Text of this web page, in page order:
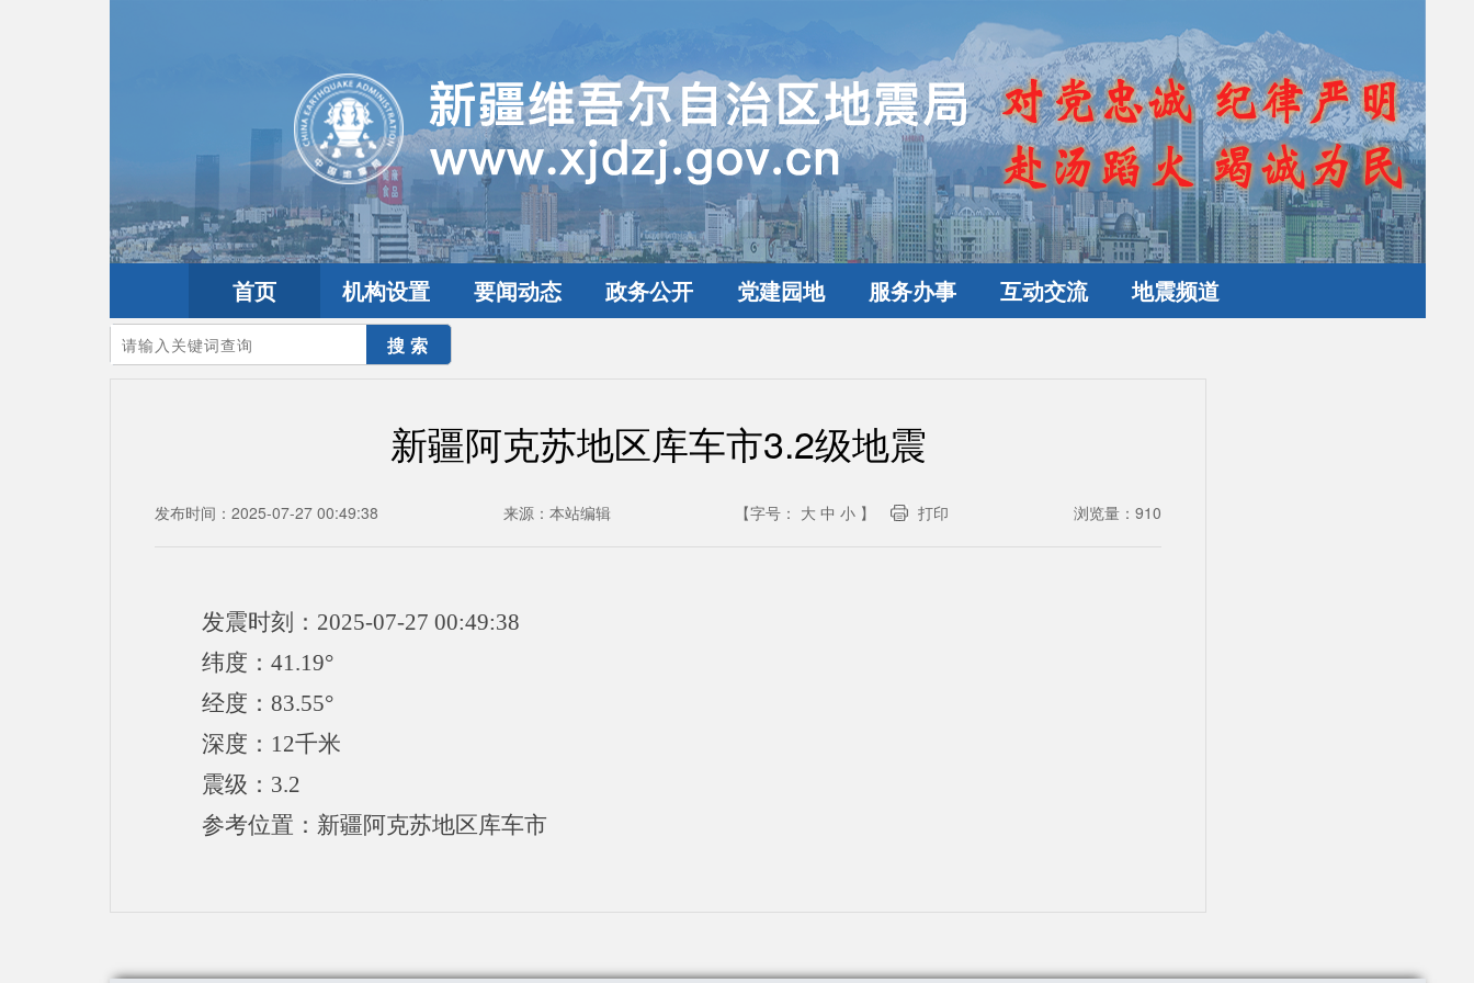
首页 机构设置 要闻动态 政务公开 党建园地 服务办事 互动交流 地震频道
您的当前位置：首页>地震频道 新疆震讯
新疆阿克苏地区库车市3.2级地震
发布时间：2025-07-27 00:49:38 来源： 本站编辑 【字号： 大 中 小 】 打印 浏览量： 910
发震时刻：2025-07-27 00:49:38
纬度：41.19°
经度：83.55°
深度：12千米
震级：3.2
参考位置：新疆阿克苏地区库车市